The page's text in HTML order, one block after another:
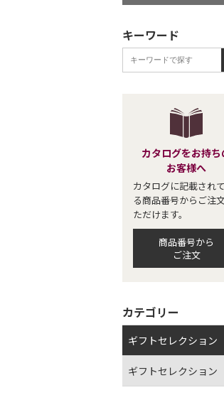
キーワード
カタログをお持ち
お客様へ
カタログに記載され
る商品番号からご注
ただけます。
商品番号から
ご注文
カテゴリー
ギフトセレクション
ギフトセレクション